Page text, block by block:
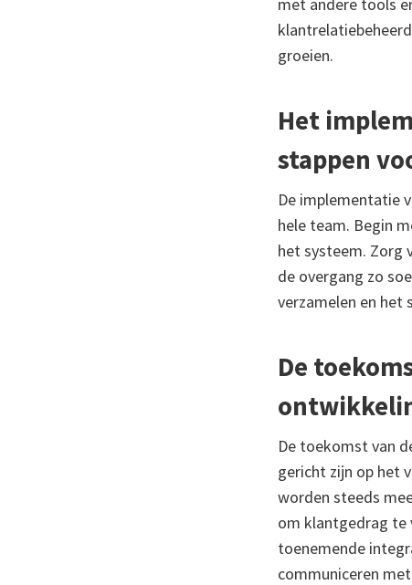
groeien.
Het
stappen
De implementatie
hele team. Begin
het systeem. Zorg
de overgang zo
verzamelen en het
De
De toekomst van
gericht zijn op het
worden steeds
om klantgedrag te
toenemende
communiceren